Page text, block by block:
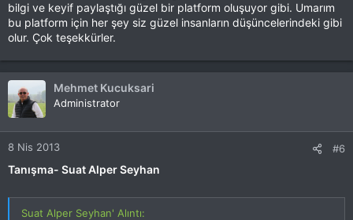
bilgi ve keyif paylaştığı güzel bir platform oluşuyor gibi. Umarım
bu platform için her şey siz güzel insanların düşüncelerindeki gibi
olur. Çok teşekkürler.
Mehmet Kucuksari
Administrator
8 Nis 2013 #6
Tanışma- Suat Alper Seyhan
Suat Alper Seyhan' Alıntı: